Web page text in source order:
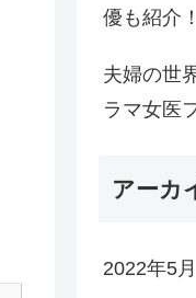
優も紹介
夫婦の世
ラマ女医
アーカ
2022年5月